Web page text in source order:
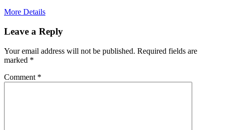
More Details
Leave a Reply
Your email address will not be published. Required fields are
marked *
Comment *